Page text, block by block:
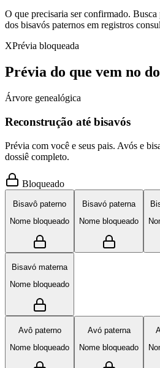
O que precisaria ser confirmado. Busca
dos bisavós paternos em registros
XPrévia bloqueada
Prévia do que vem no
Árvore genealógica
Reconstrução até bisavós
Prévia com você e seus pais. Avós e
dossiê completo.
Bloqueado
Bisavô paterno
Nome bloqueado
Bisavó paterna
Nome bloqueado
Bisavó materna
Nome bloqueado
Avô paterno
Nome bloqueado
Avó paterna
Nome bloqueado